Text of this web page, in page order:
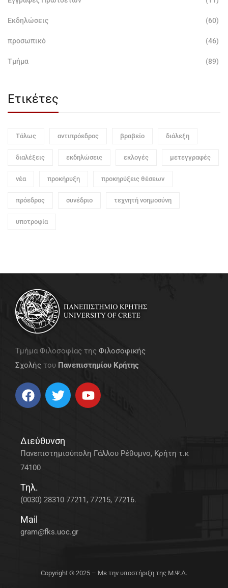
Εκδηλώσεις (60)
προσωπικό (46)
Τμήμα (89)
Ετικέτες
Τάλως αντιπρόεδρος βραβείο διάλεξη
διαλέξεις εκδηλώσεις εκλογές μετεγγραφές
νέα προκήρυξη προκηρύξεις θέσεων
πρόεδρος συνέδριο τεχνητή νοημοσύνη
υποτροφία
Τμήμα Φιλοσοφίας της Φιλοσοφικής
Σχολής του Πανεπιστημίου Κρήτης
Διεύθυνση
Πανεπιστημιούπολη Γάλλου Ρέθυμνο, Κρήτη τ.κ
74100
Τηλ.
(0030) 28310 77211, 77215, 77216.
Mail
gram@fks.uoc.gr
Copyright © 2025 – Με την υποστήριξη της Μ.Ψ.Δ.